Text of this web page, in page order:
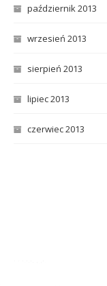
październik 2013
wrzesień 2013
sierpień 2013
lipiec 2013
czerwiec 2013